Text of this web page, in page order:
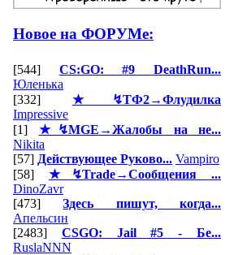
Новое на ФОРУМе:
[544] CS:GO: #9 DeathRun...
Юленька
[332] ★↯ТФ2→Флудилка
Impressive
[1] ★↯MGE→Жалобы на не...
Nikita
[57] Действующее Руково... Vampiro
[58] ★↯Trade→Сообщения ...
DinoZavr
[473]Здесь пишут, когда...
Апельсин
[2483] CSGO: Jail #5 - Бе...
RuslaNNN